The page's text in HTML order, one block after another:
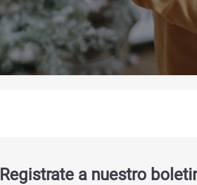
Registrate a nuestro